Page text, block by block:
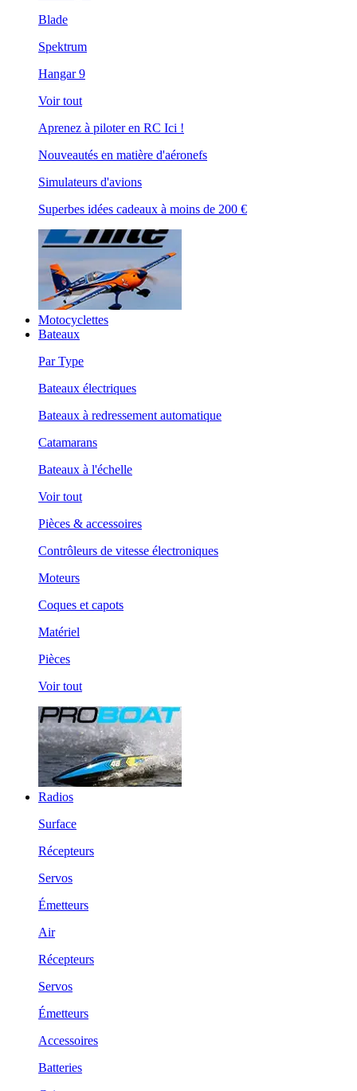
Blade
Spektrum
Hangar 9
Voir tout
Aprenez à piloter en RC Ici !
Nouveautés en matière d'aéronefs
Simulateurs d'avions
Superbes idées cadeaux à moins de 200 €
Motocyclettes
Bateaux
Par Type
Bateaux électriques
Bateaux à redressement automatique
Catamarans
Bateaux à l'échelle
Voir tout
Pièces & accessoires
Contrôleurs de vitesse électroniques
Moteurs
Coques et capots
Matériel
Pièces
Voir tout
Radios
Surface
Récepteurs
Servos
Émetteurs
Air
Récepteurs
Servos
Émetteurs
Accessoires
Batteries